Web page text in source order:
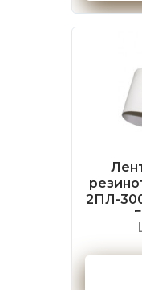
2ПЛ-